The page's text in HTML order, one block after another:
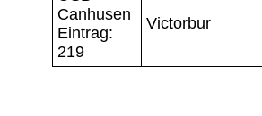
Canhusen
Eintrag:
219
Victorbur